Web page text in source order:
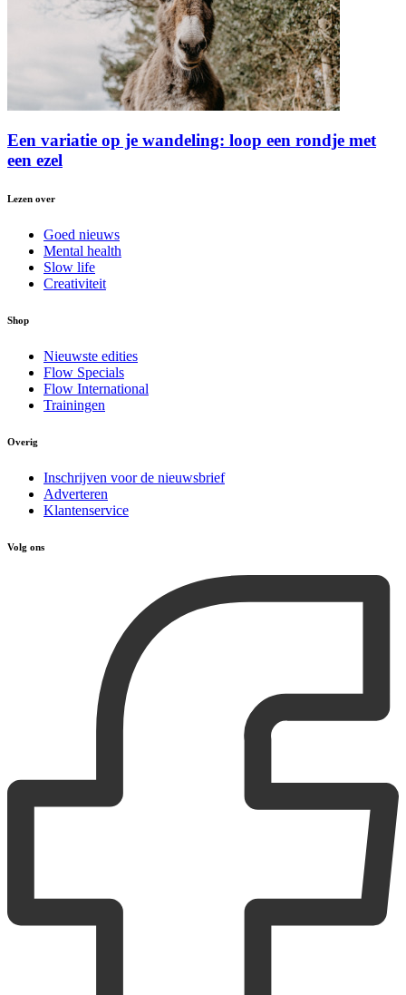
Een variatie op je wandeling: loop een rondje met
een ezel
Lezen over
Goed nieuws
Mental health
Slow life
Creativiteit
Shop
Nieuwste edities
Flow Specials
Flow International
Trainingen
Overig
Inschrijven voor de nieuwsbrief
Adverteren
Klantenservice
Volg ons